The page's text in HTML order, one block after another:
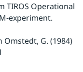
TIROS Operational
experiment.
Omstedt, G. (1984)